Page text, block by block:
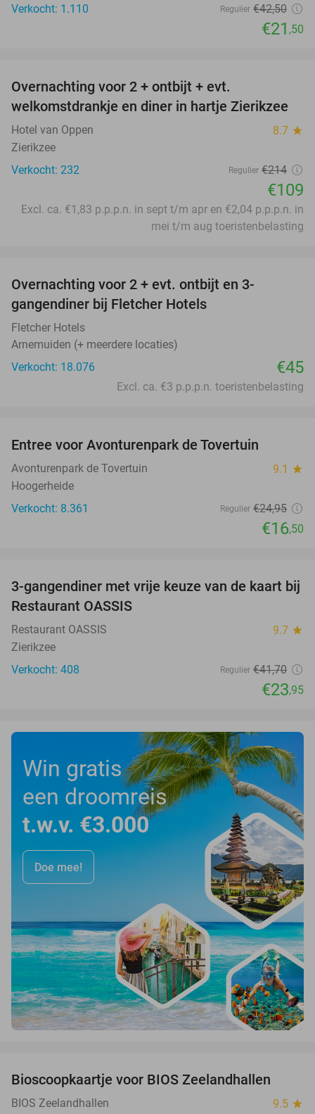
Verkocht: 1.110
Regulier €42,50
€21 ,50
Overnachting voor 2 + ontbijt + evt.
welkomstdrankje en diner in hartje Zierikzee
Hotel van Oppen 8.7 star
Zierikzee
Verkocht: 232
Regulier €214
€109
Excl. ca. €1,83 p.p.p.n. in sept t/m apr en €2,04 p.p.p.n. in
mei t/m aug toeristenbelasting
Overnachting voor 2 + evt. ontbijt en 3-
gangendiner bij Fletcher Hotels
Fletcher Hotels
Arnemuiden (+ meerdere locaties)
Verkocht: 18.076
€45
Excl. ca. €3 p.p.p.n. toeristenbelasting
Entree voor Avonturenpark de Tovertuin
Avonturenpark de Tovertuin 9.1 star
Hoogerheide
Verkocht: 8.361
Regulier €24,95
€16,50
43%
3-gangendiner met vrije keuze van de kaart bij
Restaurant OASSIS
Restaurant OASSIS 9.7 star
Zierikzee
Verkocht: 408
Regulier €41,70
€23,95
Win gratis
een droomreis
t.w.v. €3.000
Doe mee!
Bioscoopkaartje voor BIOS Zeelandhallen
BIOS Zeelandhallen 9.5 star